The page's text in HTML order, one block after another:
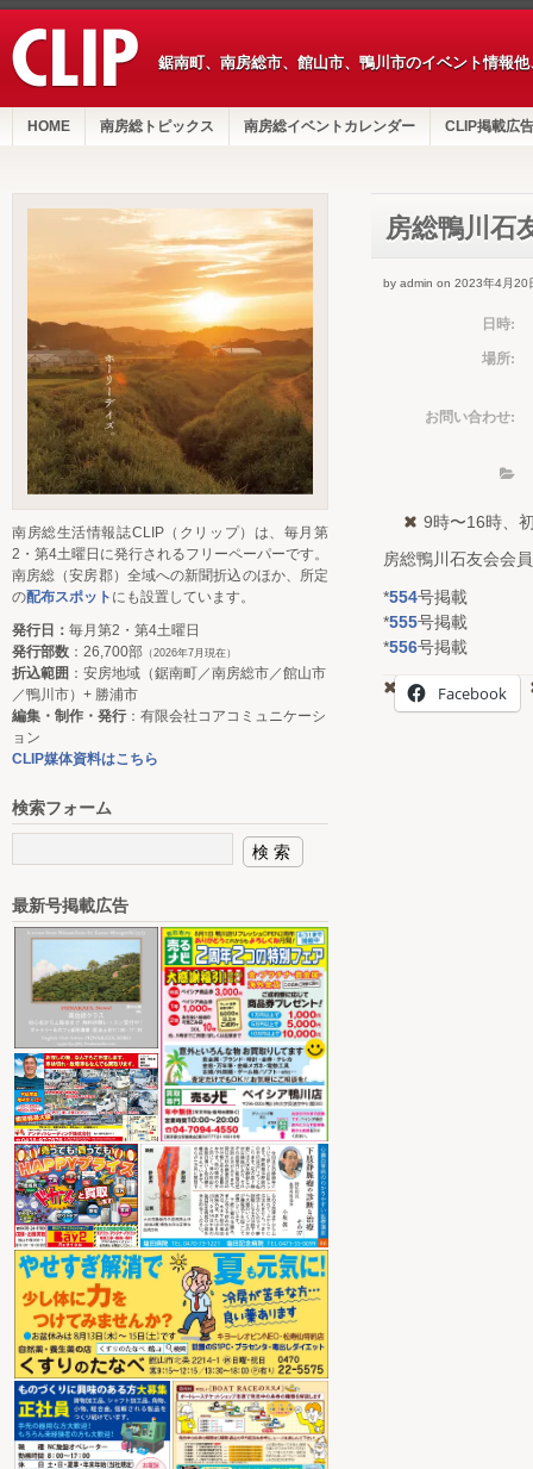
鋸南町、南房総市、館山市、鴨川市のイベント情報
HOME 南房総トピックス 南房総イベントカレンダー CLIP掲載広告
房総鴨川石
by admin on 2023年4月20
日時:
場所:
お問い合わせ:
9時〜16時、
房総鴨川石友会会
*554号掲載
*555号掲載
*556号掲載
Facebook
南房総生活情報誌CLIP（クリップ）は、毎月第
2・第4土曜日に発行されるフリーペーパーです。
南房総（安房郡）全域への新聞折込のほか、所定
の配布スポット にも設置しています。
発行日： 毎月第2・第4土曜日
発行部数 ：26,700部 （2026年7月現在）
折込範囲 ：安房地域（鋸南町／南房総市／館山市
／鴨川市）+ 勝浦市
編集・制作・発行：有限会社コアコミュニケーシ
ョン
CLIP媒体資料はこちら
検索フォーム
最新号掲載広告